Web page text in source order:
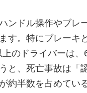
ンドル操作やブレ
す。特にブレーキ
のドライバーは
と、死亡事故は「
約半数を占めてい